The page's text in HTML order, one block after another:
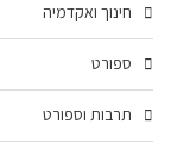
חינוך ואקדמיה
ספורט
תרבות וספורט